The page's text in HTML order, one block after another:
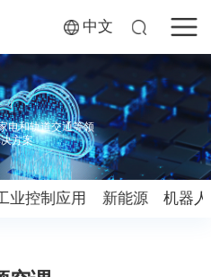
中文
电和轨道交通等领
方案
业控制应用 新能源 机器